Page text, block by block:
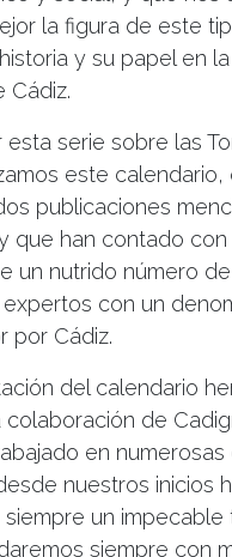
la figura de este
y su papel en
Cádiz.
esta serie sobre las
este calendario,
publicaciones
que han contado con
un nutrido número de
con un
por Cádiz.
del calendario
de
en
nuestros inicios
siempre un impecable
siempre con